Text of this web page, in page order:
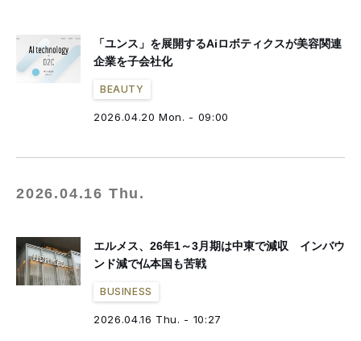
「ユンス」を展開するAiロボティクスが美容関連
企業を子会社化
BEAUTY
2026.04.20 Mon. - 09:00
2026.04.16 Thu.
エルメス、26年1～3月期は中東で減収 インバウ
ンド減で仏本国も苦戦
BUSINESS
2026.04.16 Thu. - 10:27